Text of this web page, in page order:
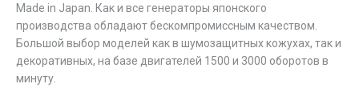
Made in Japan. Как и все генераторы японского
производства обладают бескомпромиссным качеством.
Большой выбор моделей как в шумозащитных кожухах, так и
декоративных, на базе двигателей 1500 и 3000 оборотов в
минуту.